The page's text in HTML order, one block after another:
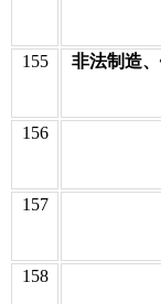
155 非法制造
156
157
158